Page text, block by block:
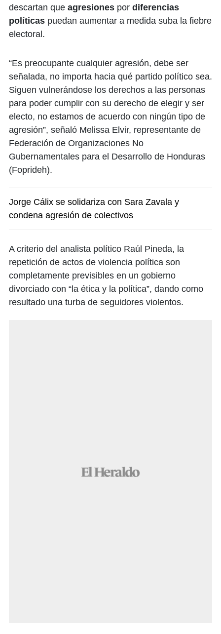
descartan que agresiones por diferencias
políticas puedan aumentar a medida suba la fiebre
electoral.
“Es preocupante cualquier agresión, debe ser
señalada, no importa hacia qué partido político sea.
Siguen vulnerándose los derechos a las personas
para poder cumplir con su derecho de elegir y ser
electo, no estamos de acuerdo con ningún tipo de
agresión”, señaló Melissa Elvir, representante de
Federación de Organizaciones No
Gubernamentales para el Desarrollo de Honduras
(Foprideh).
Jorge Cálix se solidariza con Sara Zavala y
condena agresión de colectivos
A criterio del analista político Raúl Pineda, la
repetición de actos de violencia política son
completamente previsibles en un gobierno
divorciado con “la ética y la política”, dando como
resultado una turba de seguidores violentos.